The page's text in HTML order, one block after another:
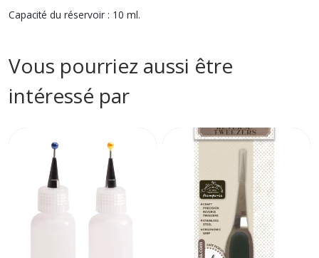
Capacité du réservoir : 10 ml.
Vous pourriez aussi être
intéressé par